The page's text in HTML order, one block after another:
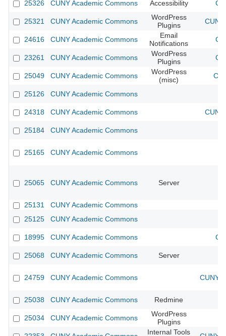
25326 CUNY Academic Commons Accessibility
25321 CUNY Academic Commons
WordPress
Plugins
24616 CUNY Academic Commons
Email
Notifications
23261 CUNY Academic Commons
WordPress
Plugins
25049 CUNY Academic Commons
WordPress
(misc)
25126 CUNY Academic Commons
24318 CUNY Academic Commons
25184 CUNY Academic Commons
25165 CUNY Academic Commons
25065 CUNY Academic Commons Server
25131
CUNY Academic Commons
25125
CUNY Academic Commons
18995 CUNY Academic Commons
25068 CUNY Academic Commons Server
24759 CUNY Academic Commons CUNY
25038 CUNY Academic Commons Redmine
25034 CUNY Academic Commons
WordPress
Plugins
Internal Tools